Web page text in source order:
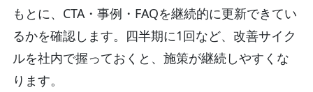
もとに、CTA・事例・FAQを継続的に更新できてい
るかを確認します。四半期に1回など、改善サイク
ルを社内で握っておくと、施策が継続しやすくな
ります。